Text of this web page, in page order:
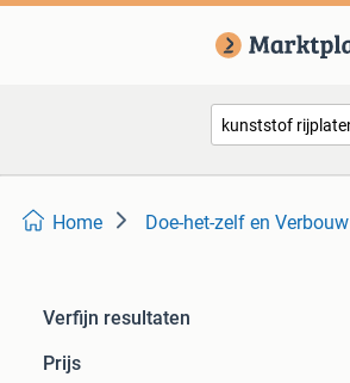
Home Doe-het-zelf en Verbouw
Verfijn resultaten
Prijs